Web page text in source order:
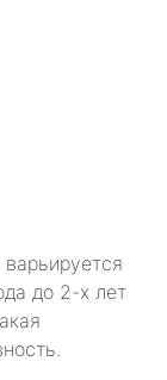
варьируется
до 2-х лет